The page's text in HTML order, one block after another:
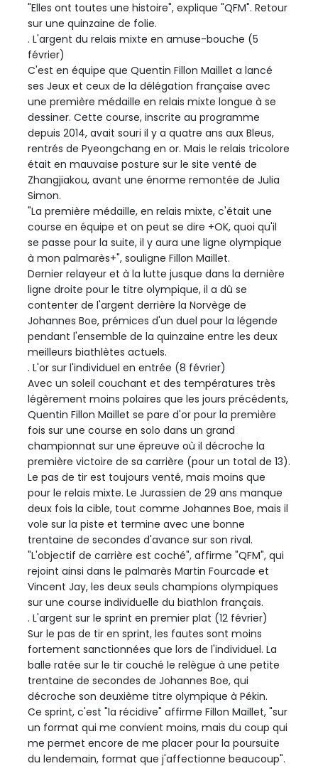
"Elles ont toutes une histoire", explique "QFM". Retour
sur une quinzaine de folie.
. L'argent du relais mixte en amuse-bouche (5
février)
C'est en équipe que Quentin Fillon Maillet a lancé
ses Jeux et ceux de la délégation française avec
une première médaille en relais mixte longue à se
dessiner. Cette course, inscrite au programme
depuis 2014, avait souri il y a quatre ans aux Bleus,
rentrés de Pyeongchang en or. Mais le relais tricolore
était en mauvaise posture sur le site venté de
Zhangjiakou, avant une énorme remontée de Julia
Simon.
"La première médaille, en relais mixte, c'était une
course en équipe et on peut se dire +OK, quoi qu'il
se passe pour la suite, il y aura une ligne olympique
à mon palmarès+", souligne Fillon Maillet.
Dernier relayeur et à la lutte jusque dans la dernière
ligne droite pour le titre olympique, il a dû se
contenter de l'argent derrière la Norvège de
Johannes Boe, prémices d'un duel pour la légende
pendant l'ensemble de la quinzaine entre les deux
meilleurs biathlètes actuels.
. L'or sur l'individuel en entrée (8 février)
Avec un soleil couchant et des températures très
légèrement moins polaires que les jours précédents,
Quentin Fillon Maillet se pare d'or pour la première
fois sur une course en solo dans un grand
championnat sur une épreuve où il décroche la
première victoire de sa carrière (pour un total de 13).
Le pas de tir est toujours venté, mais moins que
pour le relais mixte. Le Jurassien de 29 ans manque
deux fois la cible, tout comme Johannes Boe, mais il
vole sur la piste et termine avec une bonne
trentaine de secondes d'avance sur son rival.
"L'objectif de carrière est coché", affirme "QFM", qui
rejoint ainsi dans le palmarès Martin Fourcade et
Vincent Jay, les deux seuls champions olympiques
sur une course individuelle du biathlon français.
. L'argent sur le sprint en premier plat (12 février)
Sur le pas de tir en sprint, les fautes sont moins
fortement sanctionnées que lors de l'individuel. La
balle ratée sur le tir couché le relègue à une petite
trentaine de secondes de Johannes Boe, qui
décroche son deuxième titre olympique à Pékin.
Ce sprint, c'est "la récidive" affirme Fillon Maillet, "sur
un format qui me convient moins, mais du coup qui
me permet encore de me placer pour la poursuite
du lendemain, format que j'affectionne beaucoup".